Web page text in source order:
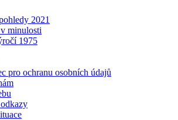
2021
minulosti
1975
pro ochranu osobních údajů